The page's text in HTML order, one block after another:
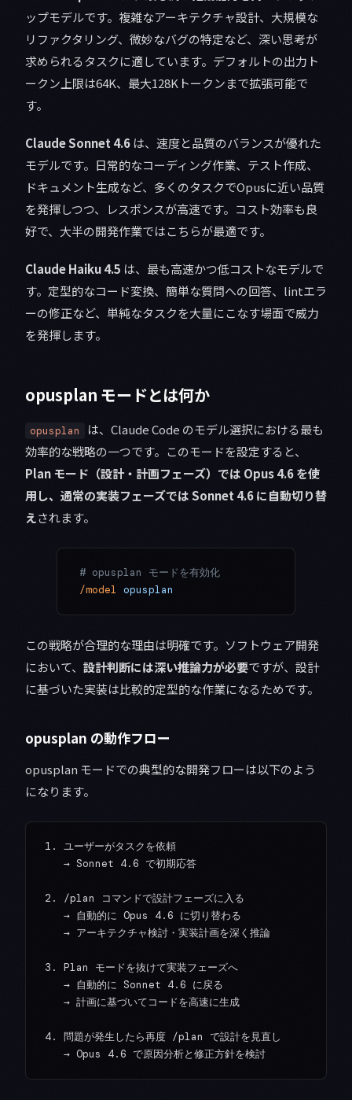
ップモデルです。複雑なアーキテクチャ設計、大規模な
リファクタリング、微妙なバグの特定など、深い思考が
求められるタスクに適しています。デフォルトの出力ト
ークン上限は64K、最大128Kトークンまで拡張可能で
す。
Claude Sonnet 4.6 は、速度と品質のバランスが優れた
モデルです。日常的なコーディング作業、テスト作成、
ドキュメント生成など、多くのタスクでOpusに近い品質
を発揮しつつ、レスポンスが高速です。コスト効率も良
好で、大半の開発作業ではこちらが最適です。
Claude Haiku 4.5 は、最も高速かつ低コストなモデルで
す。定型的なコード変換、簡単な質問への回答、lintエラ
ーの修正など、単純なタスクを大量にこなす場面で威力
を発揮します。
opusplan モードとは何か
opusplan
は、Claude Code のモデル選択における最も
効率的な戦略の一つです。このモードを設定すると、
Plan モード（設計・計画フェーズ）では Opus 4.6 を使
用し、通常の実装フェーズでは Sonnet 4.6 に自動切り替
えされます。
# opusplan モードを有効化
/model opusplan
この戦略が合理的な理由は明確です。ソフトウェア開発
において、 設計判断には深い推論力が必要ですが、設計
に基づいた実装は比較的定型的な作業になるためです。
opusplan の動作フロー
opusplan モードでの典型的な開発フローは以下のよう
になります。
1. ユーザーがタスクを依頼
   → Sonnet 4.6 で初期応答
2. /plan コマンドで設計フェーズに入る
   → 自動的に Opus 4.6 に切り替わる
   → アーキテクチャ検討・実装計画を深く推論
3. Plan モードを抜けて実装フェーズへ
   → 自動的に Sonnet 4.6 に戻る
   → 計画に基づいてコードを高速に生成
4. 問題が発生したら再度 /plan で設計を見直し